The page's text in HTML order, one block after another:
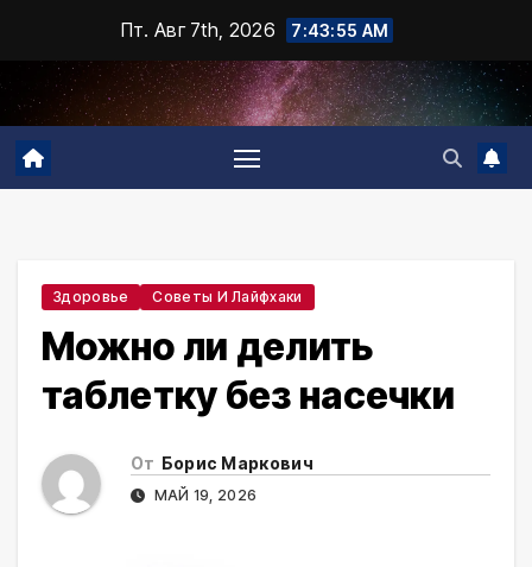
содержимому
Пт. Авг 7th, 2026 7:43:57 AM
Здоровье Советы И Лайфхаки
Можно ли делить
таблетку без насечки
От Борис Маркович
МАЙ 19, 2026